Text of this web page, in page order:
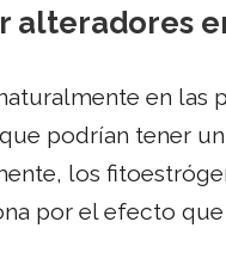
alteradores
en las
podrían tener
los
por el efecto